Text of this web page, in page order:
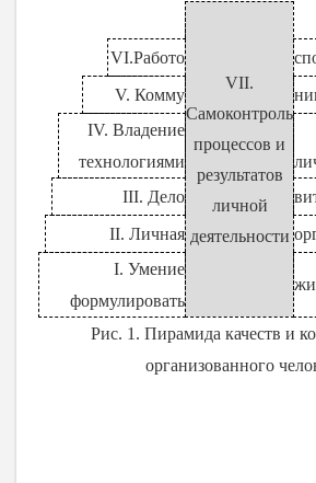
VII.
Самоконтроль
процессов и
результатов
личной
деятельности
VI.Работо
V. Комму
IV. Владение
технологиями
III. Дело
II. Личная
I. Умение
формулировать
Рис. 1. Пирамида качеств и
организованного